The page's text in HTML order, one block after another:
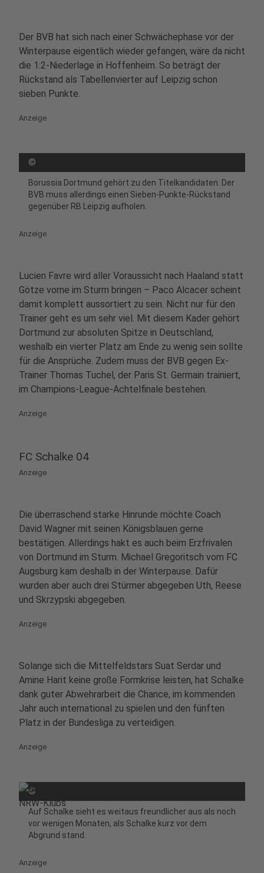
Der BVB hat sich nach einer Schwächephase vor der
Winterpause eigentlich wieder gefangen, wäre da nicht
die 1:2-Niederlage in Hoffenheim. So beträgt der
Rückstand als Tabellenvierter auf Leipzig schon
sieben Punkte.
Anzeige
©
Borussia Dortmund gehört zu den Titelkandidaten. Der
BVB muss allerdings einen Sieben-Punkte-Rückstand
gegenüber RB Leipzig aufholen.
Anzeige
Lucien Favre wird aller Voraussicht nach Haaland statt
Götze vorne im Sturm bringen – Paco Alcacer scheint
damit komplett aussortiert zu sein. Nicht nur für den
Trainer geht es um sehr viel. Mit diesem Kader gehört
Dortmund zur absoluten Spitze in Deutschland,
weshalb ein vierter Platz am Ende zu wenig sein sollte
für die Ansprüche. Zudem muss der BVB gegen Ex-
Trainer Thomas Tuchel, der Paris St. Germain trainiert,
im Champions-League-Achtelfinale bestehen.
Anzeige
FC Schalke 04
Anzeige
Die überraschend starke Hinrunde möchte Coach
David Wagner mit seinen Königsblauen gerne
bestätigen. Allerdings hakt es auch beim Erzfrivalen
von Dortmund im Sturm. Michael Gregoritsch vom FC
Augsburg kam deshalb in der Winterpause. Dafür
wurden aber auch drei Stürmer abgegeben Uth, Reese
und Skrzypski abgegeben.
Anzeige
Solange sich die Mittelfeldstars Suat Serdar und
Amine Harit keine große Formkrise leisten, hat Schalke
dank guter Abwehrarbeit die Chance, im kommenden
Jahr auch international zu spielen und den fünften
Platz in der Bundesliga zu verteidigen.
Anzeige
©
Auf Schalke sieht es weitaus freundlicher aus als noch
vor wenigen Monaten, als Schalke kurz vor dem
Abgrund stand.
Anzeige